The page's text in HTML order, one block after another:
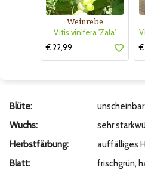
Weinrebe
Vitis vinifera 'Zala'
€ 22,99
€
Blüte:
unscheinbar
Wuchs:
sehr
Herbstfärbung:
auffälliges
Blatt:
frischgrün,